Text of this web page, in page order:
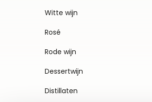
Witte wijn
Rosé
Rode wijn
Dessertwijn
Distillaten